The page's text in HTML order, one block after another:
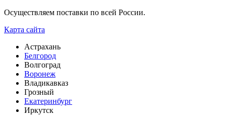
Осуществляем поставки по всей России.
Карта сайта
Астрахань
Белгород
Волгоград
Воронеж
Владикавказ
Грозный
Екатеринбург
Иркутск